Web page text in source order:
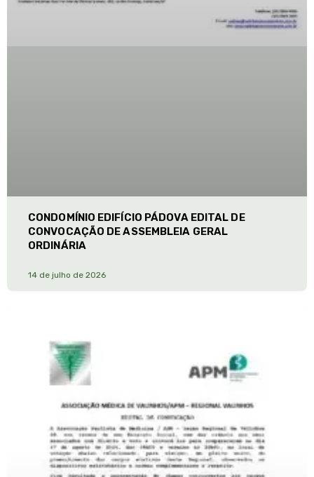
CONDOMÍNIO EDIFÍCIO PÁDOVA EDITAL DE
CONVOCAÇÃO DE ASSEMBLEIA GERAL
ORDINÁRIA
14 de julho de 2026